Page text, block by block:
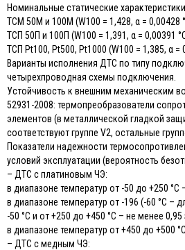
Номинальные статические
ТСМ 50М и 100М (W100 = 1,428, α = 0,00428
ТСП 50П и 100П (W100 = 1,391, α = 0,00391
ТСП Pt100, Pt500, Pt1000 (W100 = 1,385, α =
Варианты исполнения ДТС по типу
четырехпроводная схемы подключения.
Устойчивость к внешним механическим
52931-2008: термопреобразователи
элементов (в металлической гладкой
соответствуют группе V2, остальные
Показатели надежности
условий эксплуатации (вероятность
– ДТС с платиновым ЧЭ:
в диапазоне температур от -50 до +250 °С
в диапазоне температур от -196 (-60 °С –
-50 °С и от +250 до +450 °С – не менее 0,95
в диапазоне температур от +450 до +500
– ДТС с медным ЧЭ: